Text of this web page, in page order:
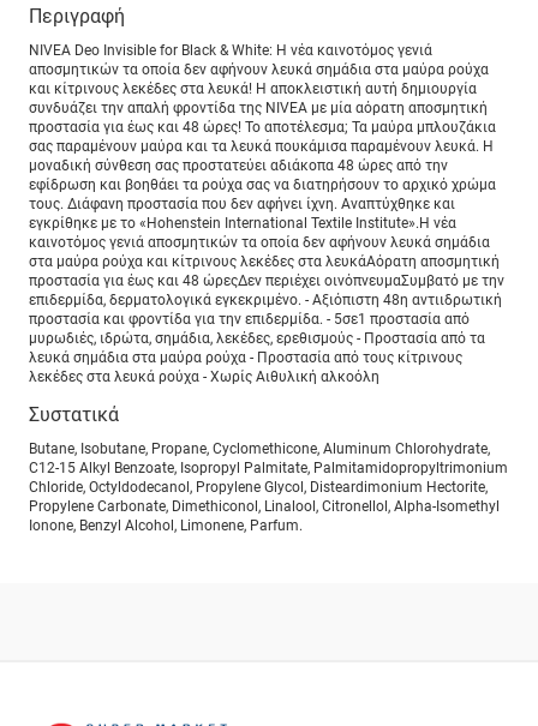
Περιγραφή
NIVEA Deo Invisible for Black & White: Η νέα καινοτόμος γενιά
αποσμητικών τα οποία δεν αφήνουν λευκά σημάδια στα μαύρα ρούχα
και κίτρινους λεκέδες στα λευκά! Η αποκλειστική αυτή δημιουργία
συνδυάζει την απαλή φροντίδα της NIVEA με μία αόρατη αποσμητική
προστασία για έως και 48 ώρες! Το αποτέλεσμα; Τα μαύρα μπλουζάκια
σας παραμένουν μαύρα και τα λευκά πουκάμισα παραμένουν λευκά. Η
μοναδική σύνθεση σας προστατεύει αδιάκοπα 48 ώρες από την
εφίδρωση και βοηθάει τα ρούχα σας να διατηρήσουν το αρχικό χρώμα
τους. Διάφανη προστασία που δεν αφήνει ίχνη. Αναπτύχθηκε και
εγκρίθηκε με το «Hohenstein International Textile Institute».Η νέα
καινοτόμος γενιά αποσμητικών τα οποία δεν αφήνουν λευκά σημάδια
στα μαύρα ρούχα και κίτρινους λεκέδες στα λευκάAόρατη αποσμητική
προστασία για έως και 48 ώρεςΔεν περιέχει οινόπνευμαΣυμβατό με την
επιδερμίδα, δερματολογικά εγκεκριμένο. - Αξιόπιστη 48η αντιιδρωτική
προστασία και φροντίδα για την επιδερμίδα. - 5σε1 προστασία από
μυρωδιές, ιδρώτα, σημάδια, λεκέδες, ερεθισμούς - Προστασία από τα
λευκά σημάδια στα μαύρα ρούχα - Προστασία από τους κίτρινους
λεκέδες στα λευκά ρούχα - Xωρίς Αιθυλική αλκοόλη
Συστατικά
Butane, Isobutane, Propane, Cyclomethicone, Aluminum Chlorohydrate,
C12-15 Alkyl Benzoate, Isopropyl Palmitate, Palmitamidopropyltrimonium
Chloride, Octyldodecanol, Propylene Glycol, Disteardimonium Hectorite,
Propylene Carbonate, Dimethiconol, Linalool, Citronellol, Alpha-Isomethyl
Ionone, Benzyl Alcohol, Limonene, Parfum.